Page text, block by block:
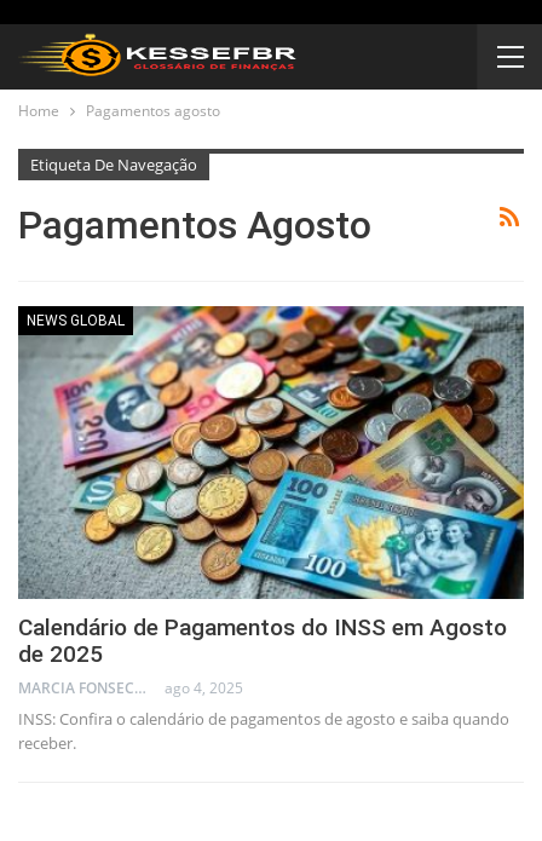
Home Pagamentos agosto
Etiqueta De Navegação
Pagamentos Agosto
NEWS GLOBAL
Calendário de Pagamentos do INSS em Agosto
de 2025
MARCIA FONSECA - FINANCIAL CONSULTANT ago 4, 2025
INSS: Confira o calendário de pagamentos de agosto e saiba quando
receber.